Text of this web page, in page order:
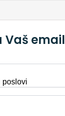
Vaš email